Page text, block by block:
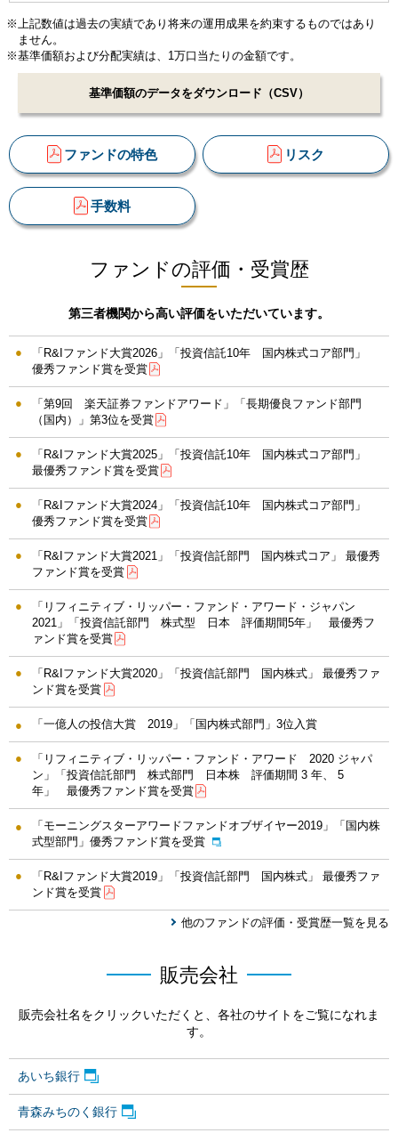
※上記数値は過去の実績であり将来の運用成果を約束するものではあり
ません。
※基準価額および分配実績は、1万口当たりの金額です。
基準価額のデータをダウンロード（CSV）
ファンドの特色 リスク
手数料
ファンドの評価・受賞歴
第三者機関から高い評価をいただいています。
「R&Iファンド大賞2026」「投資信託10年 国内株式コア部門」
優秀ファンド賞を受賞
「第9回 楽天証券ファンドアワード」「長期優良ファンド部門
（国内）」第3位を受賞
「R&Iファンド大賞2025」「投資信託10年 国内株式コア部門」
最優秀ファンド賞を受賞
「R&Iファンド大賞2024」「投資信託10年 国内株式コア部門」
優秀ファンド賞を受賞
「R&Iファンド大賞2021」「投資信託部門 国内株式コア」 最優秀
ファンド賞を受賞
「リフィニティブ・リッパー・ファンド・アワード・ジャパン
2021」「投資信託部門 株式型 日本 評価期間5年」 最優秀フ
ァンド賞を受賞
「R&Iファンド大賞2020」「投資信託部門 国内株式」 最優秀ファ
ンド賞を受賞
「一億人の投信大賞 2019」「国内株式部門」3位入賞
「リフィニティブ・リッパー・ファンド・アワード 2020 ジャパ
ン」「投資信託部門 株式部門 日本株 評価期間 3 年、 5
年」 最優秀ファンド賞を受賞
「モーニングスターアワードファンドオブザイヤー2019」「国内株
式型部門」優秀ファンド賞を受賞
「R&Iファンド大賞2019」「投資信託部門 国内株式」 最優秀ファ
ンド賞を受賞
他のファンドの評価・受賞歴一覧を見る
販売会社
販売会社名をクリックいただくと、各社のサイトをご覧になれま
す。
あいち銀行
青森みちのく銀行